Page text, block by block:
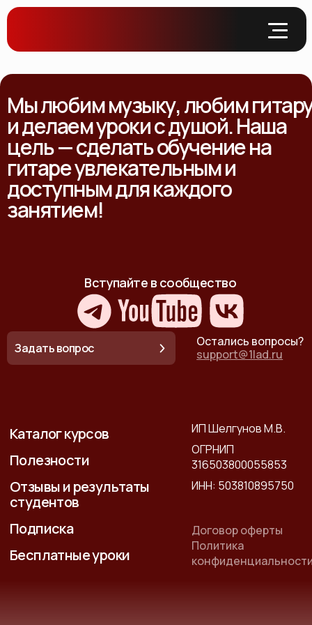
Мы любим музыку, любим
и делаем уроки с душой. Наша
цель — сделать обучение на
гитаре увлекательным и
доступным для каждого
занятием!
Вступайте в сообщество
Остались вопросы?
support@1lad.ru
Задать вопрос
Каталог курсов
Полезности
Отзывы и результаты
студентов
Подписка
Бесплатные уроки
ИП Шелгунов М.В.
ОГРНИП
316503800055853
ИНН: 503810895750
Договор оферты
Политика